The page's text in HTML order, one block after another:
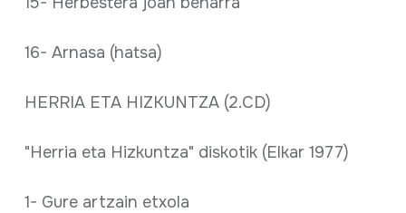
16- Arnasa (hatsa)
HERRIA ETA HIZKUNTZA (2.CD)
"Herria eta Hizkuntza" diskotik (Elkar 1977)
1- Gure artzain etxola